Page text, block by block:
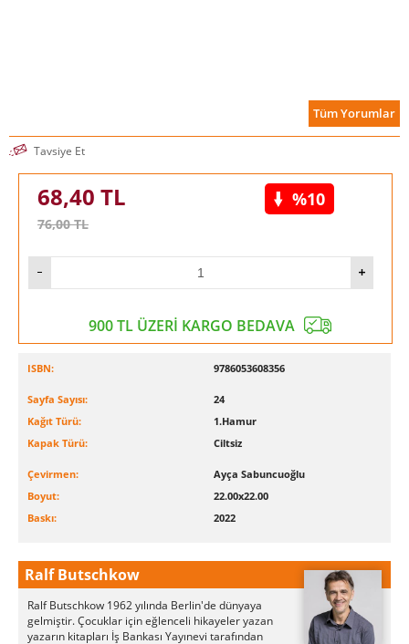
Tüm Yorumlar
Tavsiye Et
68,40 TL
76,00TL
%10
900 TL ÜZERİ KARGO BEDAVA
ISBN: 9786053608356
Sayfa Sayısı:
24
Kağıt Türü:
1.Hamur
Kapak Türü:
Ciltsiz
Çevirmen:
Ayça Sabuncuoğlu
Boyut:
22.00x22.00
Baskı:
2022
Ralf Butschkow
Ralf Butschkow 1962 yılında Berlin'de dünyaya
gelmiştir. Çocuklar için eğlenceli hikayeler yazan
yazarın kitapları İş Bankası Yayınevi tarafından